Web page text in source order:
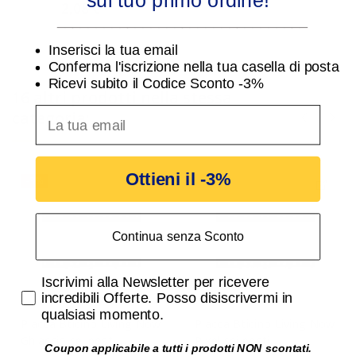
Living Now K4702
2,08 €
categoria:
Placca Bticino Living Now
-3%
Inserisci la tua email
Conferma l'iscrizione nella tua casella di posta
Ricevi subito il Codice Sconto -3%
Ottieni il -3%
Continua senza Sconto
Accetta di ricevere email promozionali
Iscrivimi alla Newsletter per ricevere
incredibili Offerte. Posso disiscrivermi in
qualsiasi momento.
Coupon applicabile a tutti i prodotti NON scontati.